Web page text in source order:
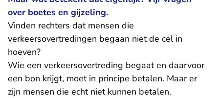
over boetes en gijzeling.
Vinden rechters dat mensen die
verkeersovertredingen begaan niet de cel in
hoeven?
Wie een verkeersovertreding begaat en daarvoor
een bon krijgt, moet in principe betalen. Maar er
zijn mensen die echt niet kunnen betalen.